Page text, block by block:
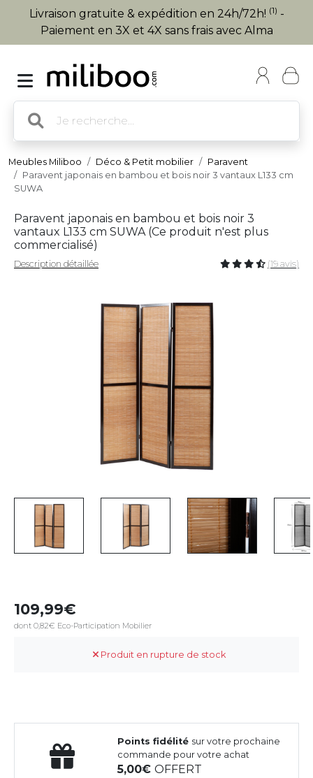
Livraison gratuite & expédition en 24h/72h! (1) -
Paiement en 3X et 4X sans frais avec Alma
Meubles Miliboo Déco & Petit mobilier
Paravent
Paravent japonais en bambou et bois noir 3 vantaux L133 cm
SUWA
Paravent japonais en bambou et bois noir 3
vantaux L133 cm SUWA (Ce produit n'est plus
commercialisé)
Description détaillée (19 avis)
109,99
dont 0,82€ Eco-Participation Mobilier
Produit en rupture de stock
Points fidélité sur votre prochaine
commande pour votre achat
5,00OFFERT